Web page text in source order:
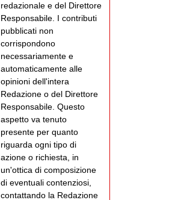
redazionale e del Direttore
Responsabile. I contributi
pubblicati non
corrispondono
necessariamente e
automaticamente alle
opinioni dell'intera
Redazione o del Direttore
Responsabile. Questo
aspetto va tenuto
presente per quanto
riguarda ogni tipo di
azione o richiesta, in
un'ottica di composizione
di eventuali contenziosi,
contattando la Redazione